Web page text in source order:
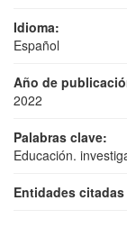
Idioma:
Español
Año de
2022
Palabras clave:
Educación.
Entidades citadas